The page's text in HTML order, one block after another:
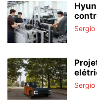
Sergio
Sergio